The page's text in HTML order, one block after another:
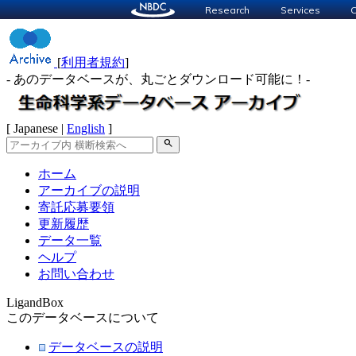
Research Services
[利用者規約]
- あのデータベースが、丸ごとダウンロード可能に！-
[ Japanese | English ]
search
ホーム
アーカイブの説明
寄託応募要領
更新履歴
データ一覧
ヘルプ
お問い合わせ
LigandBox
このデータベースについて
データベースの説明